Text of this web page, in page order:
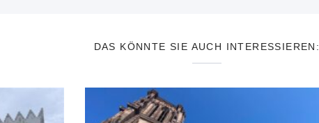
DAS KÖNNTE SIE AUCH INTERESSIEREN: